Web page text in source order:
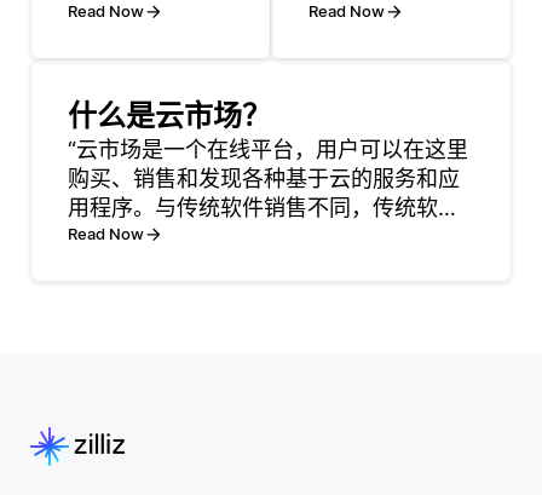
图像来识别对
型数据集上训练
的深度学习模型
来识别输入图像
中的模式和特
征。 一旦被处
理，系统提供上
Read Now
程更加易于访问
将自动化工作流
集成到他们的项
目中。值得注意
Read Now
什么是云市场？
“云市场是一个在线平台，用户可以在这里
购买、销售和发现各种基于云的服务和应
用程序。与传统软件销售不同，传统软件
往往需要实体交付或大量的许可协议，而
Read Now